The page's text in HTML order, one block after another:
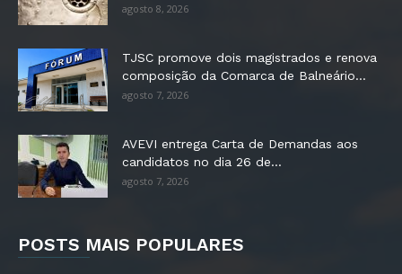
agosto 8, 2026
TJSC promove dois magistrados e renova
composição da Comarca de Balneário...
agosto 7, 2026
AVEVI entrega Carta de Demandas aos
candidatos no dia 26 de...
agosto 7, 2026
POSTS MAIS POPULARES